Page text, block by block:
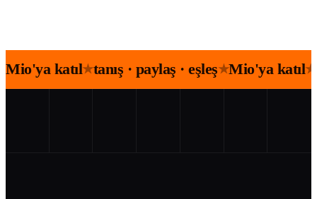
Mio'ya katıl★tanış · paylaş · eşleş★Mio'ya katıl★